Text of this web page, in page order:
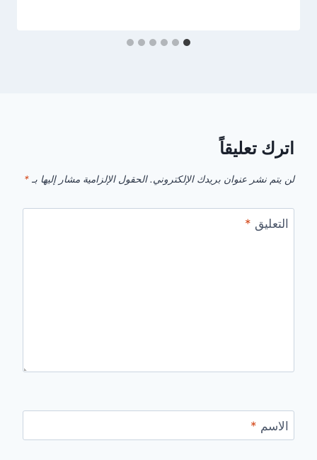
اترك تعليقاً
لن يتم نشر عنوان بريدك الإلكتروني. الحقول الإلزامية مشار إليها بـ *
التعليق *
الاسم *